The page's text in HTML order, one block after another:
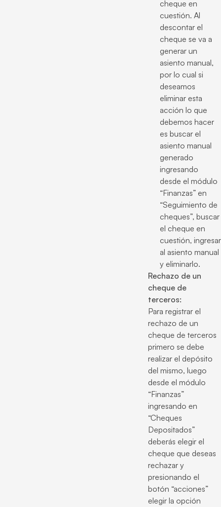
cheque en
cuestión. Al
descontar el
cheque se va a
generar un
asiento manual,
por lo cual si
deseamos
eliminar esta
acción lo que
debemos hacer
es buscar el
asiento manual
generado
ingresando
desde el módulo
“Finanzas” en
“Seguimiento de
cheques”, buscar
el cheque en
cuestión, ingresar
al asiento manual
y eliminarlo.
Rechazo de un
cheque de
terceros:
Para registrar el
rechazo de un
cheque de terceros
primero se debe
realizar el depósito
del mismo, luego
desde el módulo
“Finanzas”
ingresando en
“Cheques
Depositados”
deberás elegir el
cheque que deseas
rechazar y
presionando el
botón “acciones”
elegir la opción